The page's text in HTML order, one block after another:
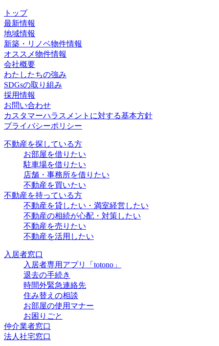
トップ
最新情報
地域情報
新築・リノベ物件情報
オススメ物件情報
会社概要
わたしたちの強み
SDGsの取り組み
採用情報
お問い合わせ
カスタマーハラスメントに対する基本方針
プライバシーポリシー
不動産を探している方
お部屋を借りたい
駐車場を借りたい
店舗・事務所を借りたい
不動産を買いたい
不動産を持っている方
不動産を貸したい・満室経営したい
不動産の相続が心配・対策したい
不動産を売りたい
不動産を活用したい
入居者窓口
入居者専用アプリ「totono」
退去の手続き
時間外緊急連絡先
住み替えの相談
お部屋の使用マナー
お困りごと
仲介業者窓口
法人社宅窓口